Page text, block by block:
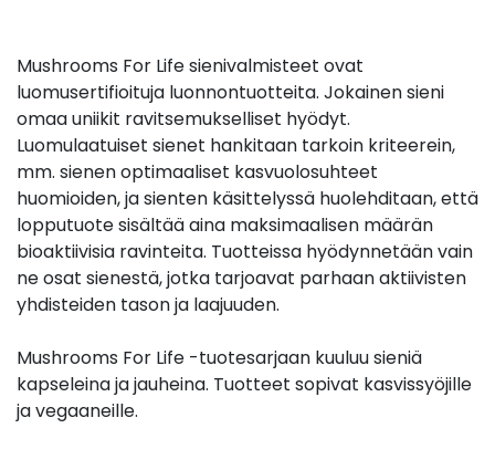
Mushrooms For Life sienivalmisteet ovat
luomusertifioituja luonnontuotteita. Jokainen sieni
omaa uniikit ravitsemukselliset hyödyt.
Luomulaatuiset sienet hankitaan tarkoin kriteerein,
mm. sienen optimaaliset kasvuolosuhteet
huomioiden, ja sienten käsittelyssä huolehditaan, että
lopputuote sisältää aina maksimaalisen määrän
bioaktiivisia ravinteita. Tuotteissa hyödynnetään vain
ne osat sienestä, jotka tarjoavat parhaan aktiivisten
yhdisteiden tason ja laajuuden.
Mushrooms For Life -tuotesarjaan kuuluu sieniä
kapseleina ja jauheina. Tuotteet sopivat kasvissyöjille
ja vegaaneille.